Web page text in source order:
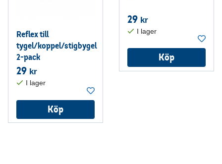
Reflex till
tygel/koppel/stigbygel
2-pack
29 kr
Köp
29 kr
Köp